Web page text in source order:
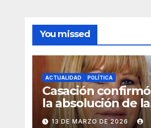
You missed
ACTUALIDAD POLÍTICA
Casación confirmó
la absolución de la
ex diputada Aída
13 DE MARZO DE 2026